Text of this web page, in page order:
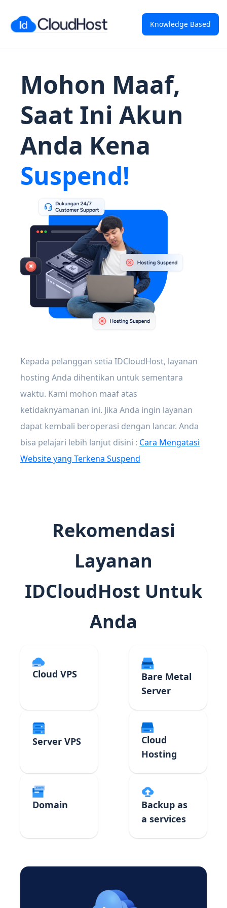
Knowledge Based
Mohon Maaf,
Saat Ini Akun
Anda Kena
Suspend!
Kepada pelanggan setia IDCloudHost, layanan
hosting Anda dihentikan untuk sementara
waktu. Kami mohon maaf atas
ketidaknyamanan ini. Jika Anda ingin layanan
dapat kembali beroperasi dengan lancar. Anda
bisa pelajari lebih lanjut disini : Cara Mengatasi
Website yang Terkena Suspend
Rekomendasi
Layanan
IDCloudHost Untuk
Anda
Cloud VPS
Bare Metal
Server
Server VPS
Cloud
Hosting
Domain
Backup as
a services